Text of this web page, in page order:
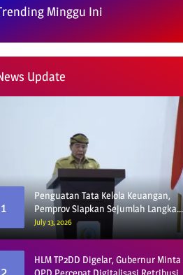
Minggu Ini
Update
1
Penguatan Tata Kelola Keuangan,
Pemprov Siapkan Sejumlah Langkah
Strategis
July 13, 2026
2
HLM TP2DD Digelar, Gubernur Minta
OPD Percepat Digitalisasi Retribusi